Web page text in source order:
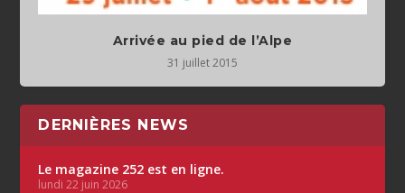
Arrivée au pied de l’Alpe
31 juillet 2015
DERNIÈRES NEWS
Le magazine 252 est en ligne.
lundi 22 juin 2026